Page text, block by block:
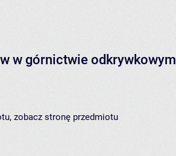
w górnictwie odkrywkowym
zobacz stronę przedmiotu